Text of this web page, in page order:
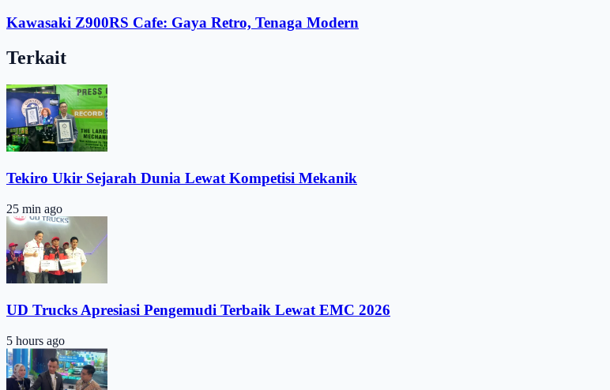
Kawasaki Z900RS Cafe: Gaya Retro, Tenaga Modern
Terkait
Tekiro Ukir Sejarah Dunia Lewat Kompetisi Mekanik
25 min ago
UD Trucks Apresiasi Pengemudi Terbaik Lewat EMC 2026
5 hours ago